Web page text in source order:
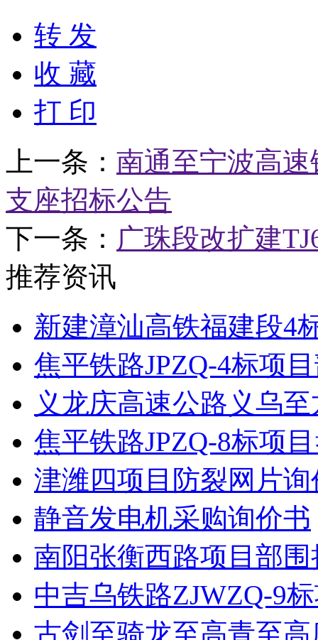
转 发
收 藏
打 印
上一条： 南通至宁波高
支座招标公告
下一条： 广珠段改扩建
推荐资讯
新建漳汕高铁福建段4
焦平铁路JPZQ-4标项
义龙庆高速公路义乌
焦平铁路JPZQ-8标项
津潍四项目防裂网片询
静音发电机采购询价书
南阳张衡西路项目部
中吉乌铁路ZJWZQ-9
古剑至骑龙至高青至